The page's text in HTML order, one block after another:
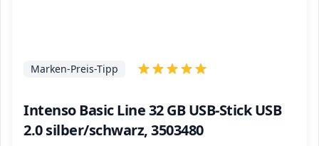
Intenso Basic Line 32 GB USB-Stick USB
2.0 silber/schwarz, 3503480
Marken-Preis-Tipp